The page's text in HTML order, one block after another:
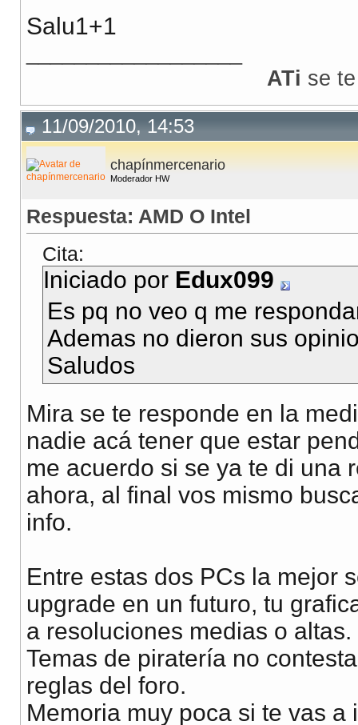
Salu1+1
ATi se
11/09/2010, 14:53
chapínmercenario
Moderador HW
Respuesta: AMD O Intel
Cita:
Iniciado por Edux099
Es pq no veo q me
Ademas no dieron sus
Saludos
Mira se te responde en la
nadie acá tener que estar
me acuerdo si se ya te di una
ahora, al final vos mismo
info.
Entre estas dos PCs la mejor
upgrade en un futuro, tu
a resoluciones medias o altas.
Temas de piratería no
reglas del foro.
Memoria muy poca si te vas